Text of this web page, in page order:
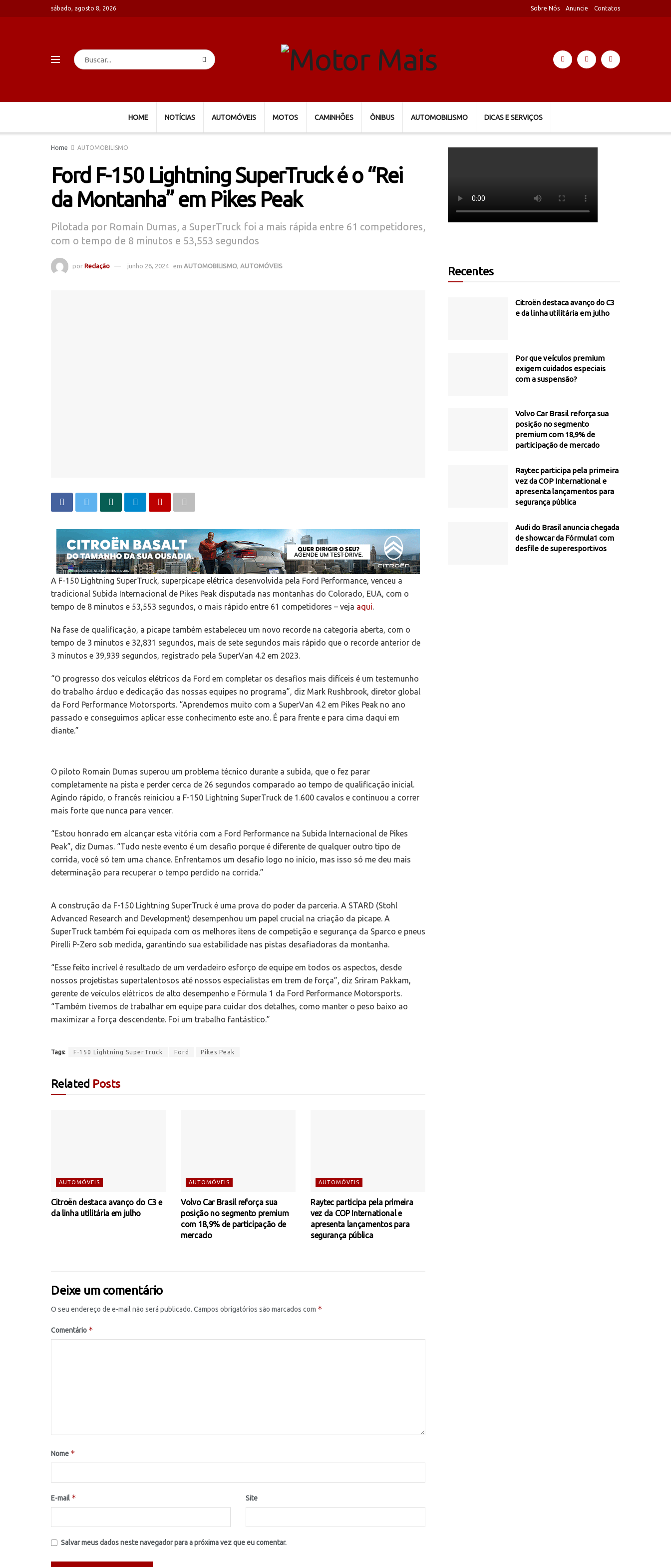
sábado, agosto 8, 2026 Sobre Nós Anuncie Contatos
HOME NOTÍCIAS AUTOMÓVEIS MOTOS CAMINHÕES ÔNIBUS AUTOMOBILISMO DICAS E SERVIÇOS
Home AUTOMOBILISMO
Ford F-150 Lightning SuperTruck é o “Rei
da Montanha” em Pikes Peak
Pilotada por Romain Dumas, a SuperTruck foi a mais rápida entre 61 competidores,
com o tempo de 8 minutos e 53,553 segundos
por Redação junho 26, 2024 em AUTOMOBILISMO AUTOMÓVEIS
A F-150 Lightning SuperTruck, superpicape elétrica desenvolvida pela Ford Performance, venceu a
tradicional Subida Internacional de Pikes Peak disputada nas montanhas do Colorado, EUA, com o
tempo de 8 minutos e 53,553 segundos, o mais rápido entre 61 competidores – veja aqui.
Na fase de qualificação, a picape também estabeleceu um novo recorde na categoria aberta, com o
tempo de 3 minutos e 32,831 segundos, mais de sete segundos mais rápido que o recorde anterior de
3 minutos e 39,939 segundos, registrado pela SuperVan 4.2 em 2023.
“O progresso dos veículos elétricos da Ford em completar os desafios mais difíceis é um testemunho
do trabalho árduo e dedicação das nossas equipes no programa”, diz Mark Rushbrook, diretor global
da Ford Performance Motorsports. “Aprendemos muito com a SuperVan 4.2 em Pikes Peak no ano
passado e conseguimos aplicar esse conhecimento este ano. É para frente e para cima daqui em
diante.”
O piloto Romain Dumas superou um problema técnico durante a subida, que o fez parar
completamente na pista e perder cerca de 26 segundos comparado ao tempo de qualificação inicial.
Agindo rápido, o francês reiniciou a F-150 Lightning SuperTruck de 1.600 cavalos e continuou a correr
mais forte que nunca para vencer.
“Estou honrado em alcançar esta vitória com a Ford Performance na Subida Internacional de Pikes
Peak”, diz Dumas. “Tudo neste evento é um desafio porque é diferente de qualquer outro tipo de
corrida, você só tem uma chance. Enfrentamos um desafio logo no início, mas isso só me deu mais
determinação para recuperar o tempo perdido na corrida.”
A construção da F-150 Lightning SuperTruck é uma prova do poder da parceria. A STARD (Stohl
Advanced Research and Development) desempenhou um papel crucial na criação da picape. A
SuperTruck também foi equipada com os melhores itens de competição e segurança da Sparco e pneus
Pirelli P-Zero sob medida, garantindo sua estabilidade nas pistas desafiadoras da montanha.
“Esse feito incrível é resultado de um verdadeiro esforço de equipe em todos os aspectos, desde
nossos projetistas supertalentosos até nossos especialistas em trem de força”, diz Sriram Pakkam,
gerente de veículos elétricos de alto desempenho e Fórmula 1 da Ford Performance Motorsports.
“Também tivemos de trabalhar em equipe para cuidar dos detalhes, como manter o peso baixo ao
maximizar a força descendente. Foi um trabalho fantástico.”
Tags: F-150 Lightning SuperTruck Ford Pikes Peak
Related Posts
AUTOMÓVEIS
Citroën destaca avanço do C3 e
da linha utilitária em julho
AUTOMÓVEIS
Volvo Car Brasil reforça sua
posição no segmento premium
com 18,9% de participação de
mercado
AUTOMÓVEIS
Raytec participa pela primeira
vez da COP International e
apresenta lançamentos para
segurança pública
Deixe um comentário
O seu endereço de e-mail não será publicado. Campos obrigatórios são marcados com *
Comentário *
Nome *
E-mail * Site
Salvar meus dados neste navegador para a próxima vez que eu comentar.
Recentes
Citroën destaca avanço do C3
e da linha utilitária em julho
Por que veículos premium
exigem cuidados especiais
com a suspensão?
Volvo Car Brasil reforça sua
posição no segmento
premium com 18,9% de
participação de mercado
Raytec participa pela primeira
vez da COP International e
apresenta lançamentos para
segurança pública
Audi do Brasil anuncia chegada
de showcar da Fórmula1 com
desfile de superesportivos